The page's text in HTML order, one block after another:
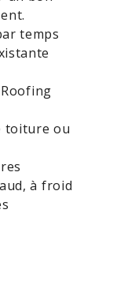
temps
Roofing
toiture ou
à froid